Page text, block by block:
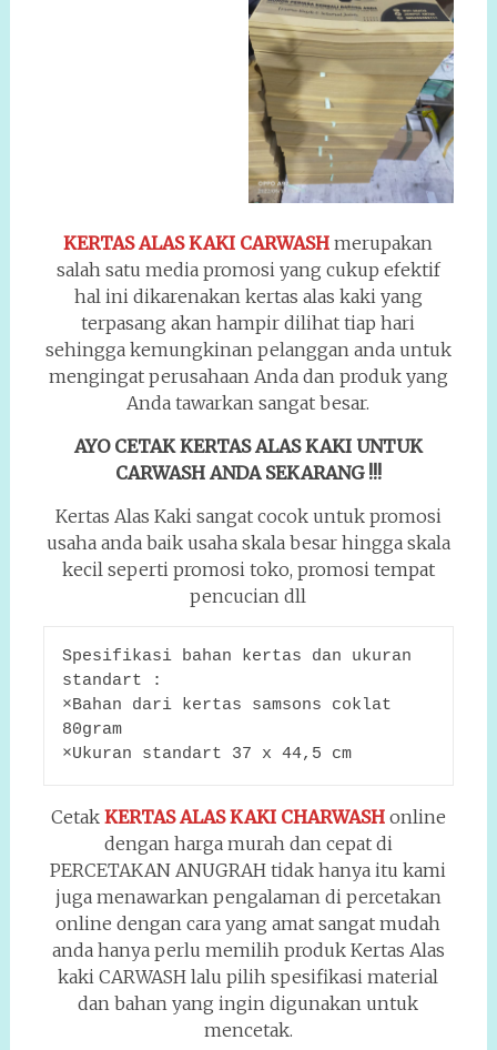
KERTAS ALAS KAKI CARWASH merupakan
salah satu media promosi yang cukup efektif
hal ini dikarenakan kertas alas kaki yang
terpasang akan hampir dilihat tiap hari
sehingga kemungkinan pelanggan anda untuk
mengingat perusahaan Anda dan produk yang
Anda tawarkan sangat besar.
AYO CETAK KERTAS ALAS KAKI UNTUK
CARWASH ANDA SEKARANG !!!
Kertas Alas Kaki sangat cocok untuk promosi
usaha anda baik usaha skala besar hingga skala
kecil seperti promosi toko, promosi tempat
pencucian dll
Spesifikasi bahan kertas dan ukuran
standart :
×Bahan dari kertas samsons coklat
80gram
×Ukuran standart 37 x 44,5 cm
Cetak KERTAS ALAS KAKI CHARWASHonline
dengan harga murah dan cepat di
PERCETAKAN ANUGRAH tidak hanya itu kami
juga menawarkan pengalaman di percetakan
online dengan cara yang amat sangat mudah
anda hanya perlu memilih produk Kertas Alas
kaki CARWASH lalu pilih spesifikasi material
dan bahan yang ingin digunakan untuk
mencetak.